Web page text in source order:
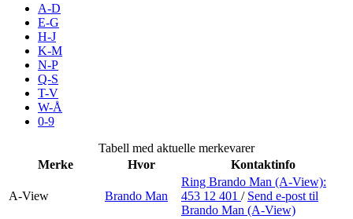
Inspirasjon
Søk
Praktisk informasjon
Ledige stillinger
A-D
E-G
H-J
K-M
N-P
Q-S
T-V
W-Å
0-9
Tabell med aktuelle merkevarer
Merke
Hvor Kontaktinfo
A-View Brando Man
Ring Brando Man (A-View):
453 12 401 / Send e-post til
Brando Man (A-View)